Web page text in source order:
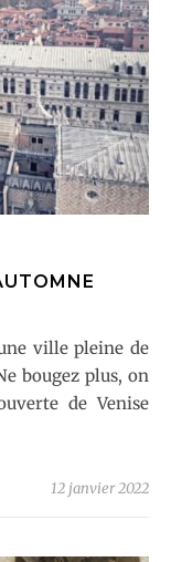
bougez plus, on
de Venise
12 janvier 2022